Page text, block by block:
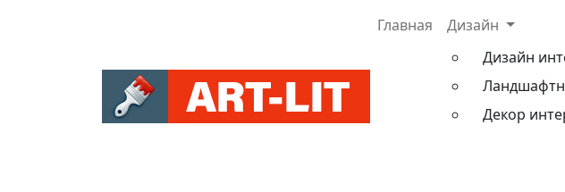
Главная
Дизайн
Дизайн
Декор